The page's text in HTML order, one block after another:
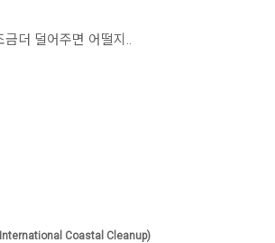
더 덜어주면 어떨지..
Coastal Cleanup)